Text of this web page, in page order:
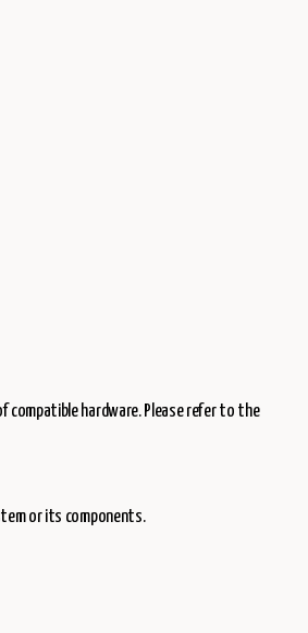
compatible hardware. Please refer to the
or its components.